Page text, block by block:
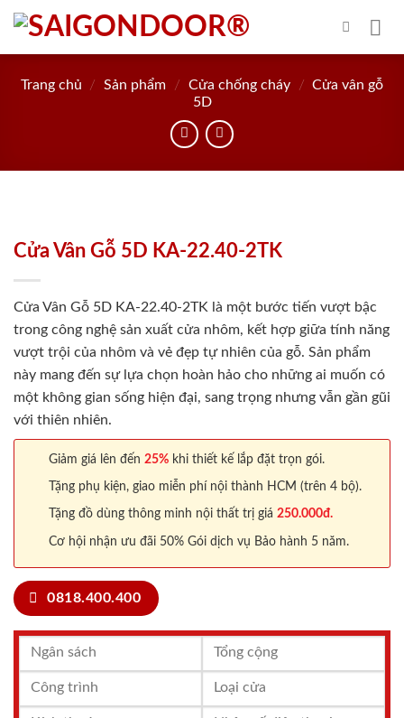
Skip
content
Trang chủ / Sản phẩm / Cửa chống cháy / Cửa vân gỗ
5D
Cửa Vân Gỗ 5D KA-22.40-2TK
Cửa Vân Gỗ 5D KA-22.40-2TK là một bước tiến vượt bậc
trong công nghệ sản xuất cửa nhôm, kết hợp giữa tính năng
vượt trội của nhôm và vẻ đẹp tự nhiên của gỗ. Sản phẩm
này mang đến sự lựa chọn hoàn hảo cho những ai muốn có
một không gian sống hiện đại, sang trọng nhưng vẫn gần gũi
với thiên nhiên.
Giảm giá lên đến 25% khi thiết kế lắp đặt trọn gói.
Tặng phụ kiện, giao miễn phí nội thành HCM (trên 4 bộ).
Tặng đồ dùng thông minh nội thất trị giá 250.000đ.
Cơ hội nhận ưu đãi 50% Gói dịch vụ Bảo hành 5 năm.
0818.400.400